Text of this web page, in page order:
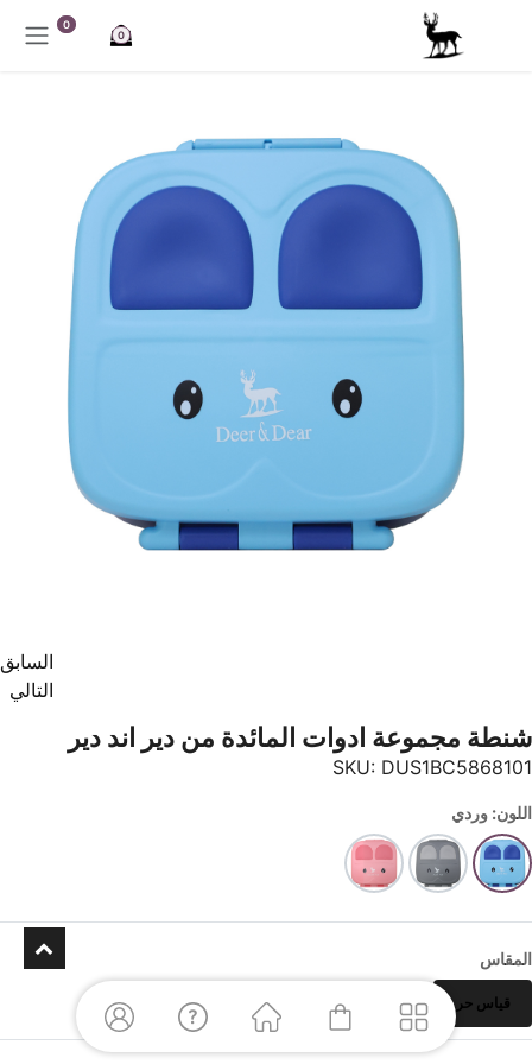
تخطي للذهاب إلى المحتوى
0
0
السابق
التالي
شنطة مجموعة ادوات المائدة من دير اند دير
SKU: DUS1BC5868101
اللون: وردي
المقاس
قياس حر